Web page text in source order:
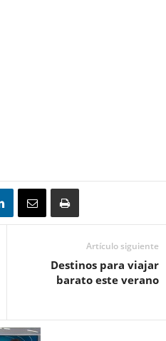
Artículo siguiente
Destinos para viajar
barato este verano